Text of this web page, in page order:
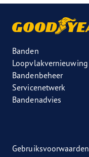
Banden
Loopvlakvernieuwing
Bandenbeheer
Servicenetwerk
Bandenadvies
Gebruiksvoorwaarden